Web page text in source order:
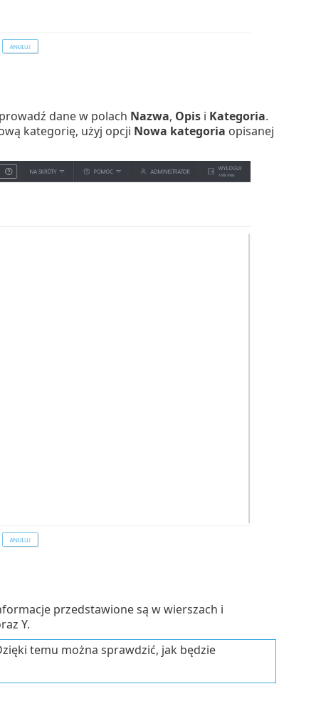
dane w polach Nazwa, Opisi Kategoria.
kategorię, użyj opcji Nowa kategoria opisanej
przedstawione są w wierszach i
Y.
temu można sprawdzić, jak będzie